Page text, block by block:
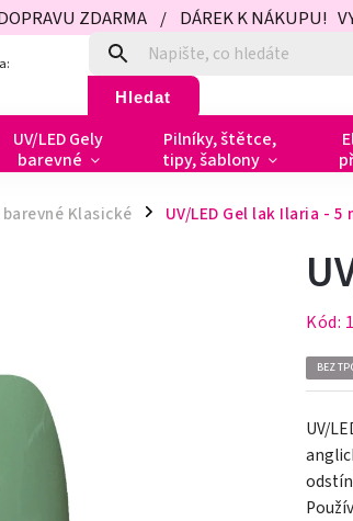
ZDARMA / DÁREK K NÁKUPU!
Hledat
UV/LED Gely
barevné
Pilníky, štětce,
tipy, šablony
barevné Klasické / UV/LED Gel lak Ilaria - 5
Kód:
BEZ
UV/